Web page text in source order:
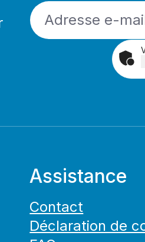
Assistance
Contact
Déclaration de